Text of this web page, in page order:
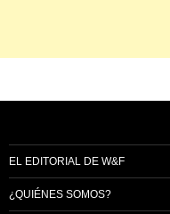
EL EDITORIAL DE W&F
¿QUIÉNES SOMOS?